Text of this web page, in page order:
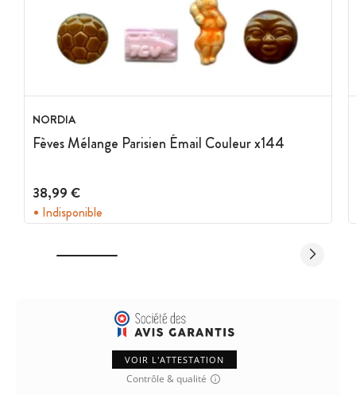
NORDIA
Fèves Mélange Parisien Émail Couleur x144
38,99 €
Indisponible
VOIR L'ATTESTATION
Contrôle & qualité